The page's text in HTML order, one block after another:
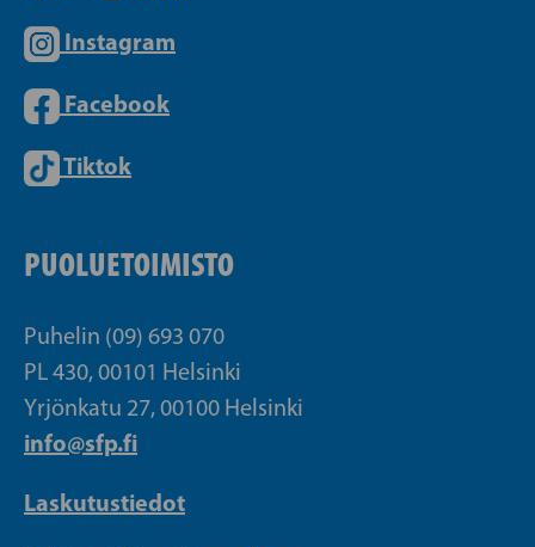
Instagram
Facebook
Tiktok
PUOLUETOIMISTO
Puhelin (09) 693 070
PL 430, 00101 Helsinki
Yrjönkatu 27, 00100 Helsinki
info@sfp.fi
Laskutustiedot